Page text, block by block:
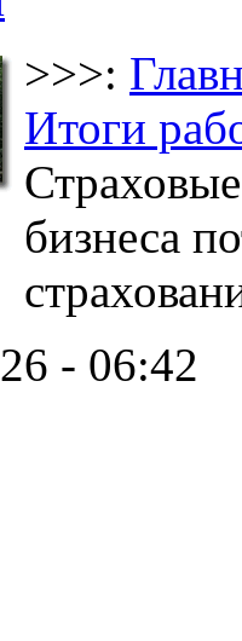
>>>:
Итоги
бизнеса
- 06:42